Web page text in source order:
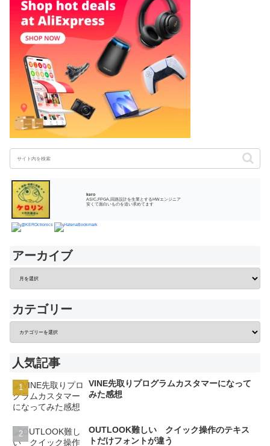
kero
ASIC,FPGA,回路設計を生業とするHWエンジニア
安くて面白いものを追い求めてます
アーカイブ
カテゴリー
人気記事
VINE先取りプログラムカスタマーになって
みた感想
OUTLOOK難しい クイック操作のテキス
トだけフォントが違う